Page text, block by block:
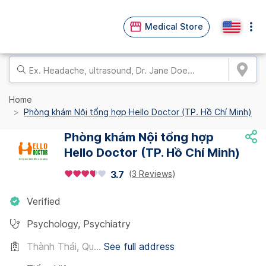
Medical Store
Home
Phòng khám Nội tổng hợp Hello Doctor (TP. Hồ Chí Minh)
Phòng khám Nội tổng hợp
Hello Doctor (TP. Hồ Chí Minh)
3.7 (3 Reviews)
Verified
Psychology, Psychiatry
Thành Thái, Qu... See full address